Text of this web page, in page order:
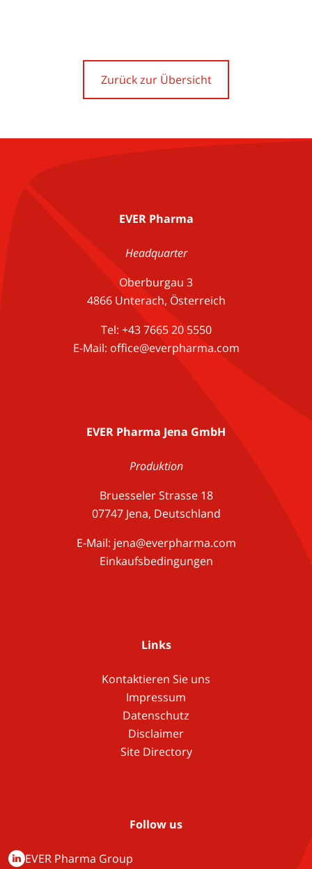
Zurück zur Übersicht
EVER Pharma
Headquarter
Oberburgau 3
4866 Unterach, Österreich
Tel: +43 7665 20 5550
E-Mail: office@everpharma.com
EVER Pharma Jena GmbH
Produktion
Bruesseler Strasse 18
07747 Jena, Deutschland
E-Mail: jena@everpharma.com
Einkaufsbedingungen
Links
Kontaktieren Sie uns
Impressum
Datenschutz
Disclaimer
Site Directory
Follow us
EVER Pharma Group